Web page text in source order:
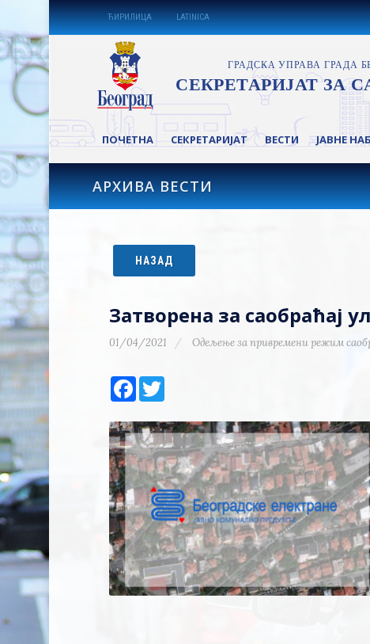
ЋИРИЛИЦА LATINICA
ПОЧЕТНА СЕКРЕТАРИЈАТ ВЕСТИ ЈАВНЕ
АРХИВА ВЕСТИ
НАЗАД
Затворена за саобраћај
01/04/2021 Одељење за привремени режим
Facebook